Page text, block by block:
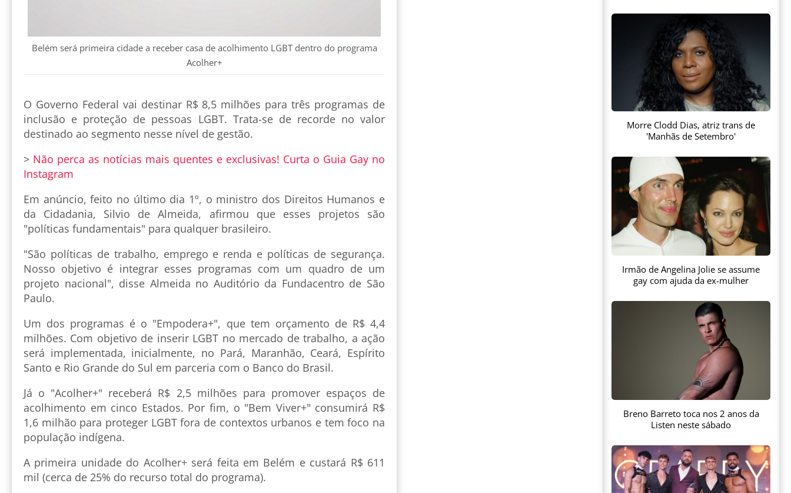
Belém será primeira cidade a receber casa de acolhimento LGBT dentro do programa
Acolher+
O Governo Federal vai destinar R$ 8,5 milhões para três programas de
inclusão e proteção de pessoas LGBT. Trata-se de recorde no valor
destinado ao segmento nesse nível de gestão.
> Não perca as notícias mais quentes e exclusivas! Curta o Guia Gay no
Instagram
Em anúncio, feito no último dia 1º, o ministro dos Direitos Humanos e
da Cidadania, Silvio de Almeida, afirmou que esses projetos são
"políticas fundamentais" para qualquer brasileiro.
"São políticas de trabalho, emprego e renda e políticas de segurança.
Nosso objetivo é integrar esses programas com um quadro de um
projeto nacional", disse Almeida no Auditório da Fundacentro de São
Paulo.
Um dos programas é o "Empodera+", que tem orçamento de R$ 4,4
milhões. Com objetivo de inserir LGBT no mercado de trabalho, a ação
será implementada, inicialmente, no Pará, Maranhão, Ceará, Espírito
Santo e Rio Grande do Sul em parceria com o Banco do Brasil.
Já o "Acolher+" receberá R$ 2,5 milhões para promover espaços de
acolhimento em cinco Estados. Por fim, o "Bem Viver+" consumirá R$
1,6 milhão para proteger LGBT fora de contextos urbanos e tem foco na
população indígena.
A primeira unidade do Acolher+ será feita em Belém e custará R$ 611
mil (cerca de 25% do recurso total do programa).
Morre Clodd Dias, atriz trans de
'Manhãs de Setembro'
Irmão de Angelina Jolie se assume
gay com ajuda da ex-mulher
Breno Barreto toca nos 2 anos da
Listen neste sábado